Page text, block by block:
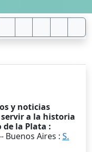
y noticias
a la historia
la Plata :
Buenos Aires : S.